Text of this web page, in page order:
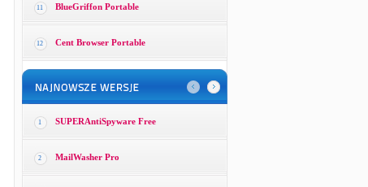
11 BlueGriffon Portable
12 Cent Browser Portable
1 SUPERAntiSpyware Free
2 MailWasher Pro